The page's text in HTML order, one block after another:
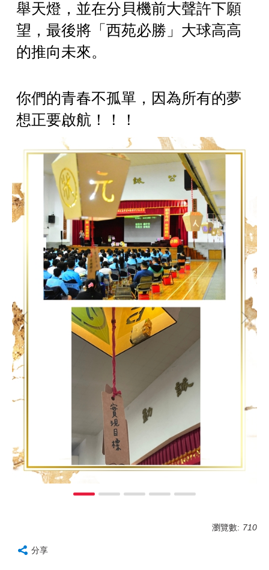
舉天燈，並在分貝機前大聲許下願
望，最後將「西苑必勝」大球高高
的推向未來。
你們的青春不孤單，因為所有的夢
想正要啟航！！！
瀏覽數: 710
分享